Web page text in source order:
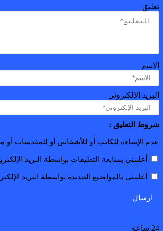
تعليق
الاسم
البريد الإلكتروني
شروط التعليق :
عدم الإساءة للكاتب أو للأشخاص أو للمقدسات أو
أعلمني بمتابعة التعليقات بواسطة البريد
أعلمني بالمواضيع الجديدة بواسطة البريد
24 ساعة